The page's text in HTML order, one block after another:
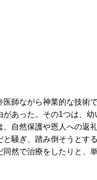
師ながら神業的な技術
あった。その1つは、
自然保護や恩人への返
騒ぎ、踏み倒そうとす
然で治療をしたりと、